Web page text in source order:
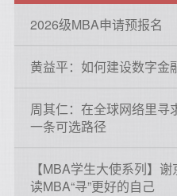
2026级MBA申请预报名
黄益平：如何建设数字金
周其仁：在全球网络里
一条可选路径
【MBA学生大使系列】
读MBA“寻”更好的自己